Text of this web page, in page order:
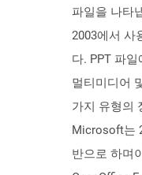
파일을 나타
2003에서 사
다. PPT 파
멀티미디어
가지 유형의
Microsoft는
반으로 하며